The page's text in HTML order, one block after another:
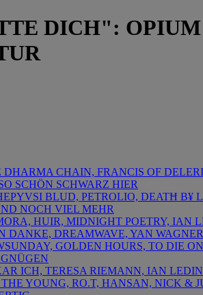
DICH":
DHARMA CHAIN, FRANCIS OF
SCHÖN SCHWARZ HIER
BLUD, PETROLIO, DEATĦ B¥
NOCH VIEL MEHR
HUIR, MIDNIGHT POETRY, IAN
DANKE, DREAMWAVE, YAN
GOLDEN HOURS, TO DIE
ICH, TERESA RIEMANN, IAN
THE YOUNG, RO.T, HANSAN, NICK &